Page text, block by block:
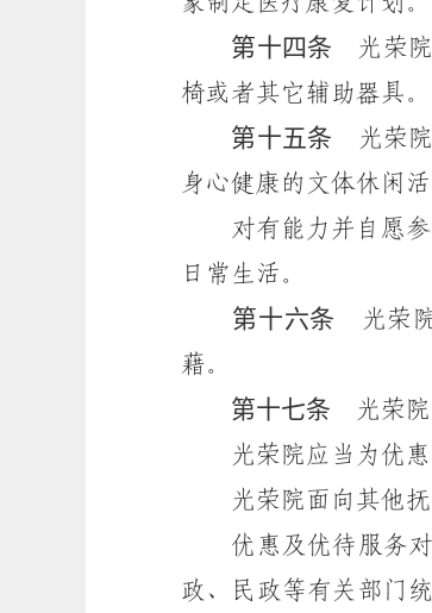
第十四条 光荣院
椅或者其它辅助器具。
第十五条 光荣院
身心健康的文体休闲活
对有能力并自愿参
日常生活。
第十六条
光荣
藉。
第十七条 光荣院
光荣院应当为优惠
光荣院面向其他抚
优惠及优待服务对
政、民政等有关部门